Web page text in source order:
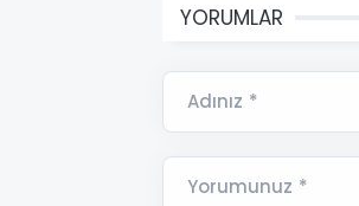
YORUMLAR
Adınız *
Yorumunuz *